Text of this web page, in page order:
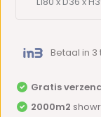
Betaal in
Gratis
2000m2